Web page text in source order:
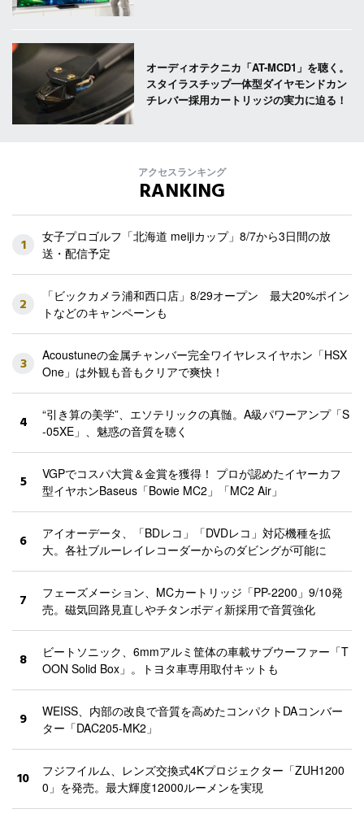
オーディオテクニカ「AT-MCD1」を聴く。
スタイラスチップ一体型ダイヤモンドカン
チレバー採用カートリッジの実力に迫る！
アクセスランキング
RANKING
1
女子プロゴルフ「北海道 meijiカップ」8/7から3日間の放
送・配信予定
2
「ビックカメラ浦和西口店」8/29オープン 最大20%ポイン
トなどのキャンペーンも
3
Acoustuneの金属チャンバー完全ワイヤレスイヤホン「HSX
One」は外観も音もクリアで爽快！
4
“引き算の美学”、エソテリックの真髄。A級パワーアンプ「S
-05XE」、魅惑の音質を聴く
5
VGPでコスパ大賞＆金賞を獲得！ プロが認めたイヤーカフ
型イヤホンBaseus「Bowie MC2」「MC2 Air」
6
アイオーデータ、「BDレコ」「DVDレコ」対応機種を拡
大。各社ブルーレイレコーダーからのダビングが可能に
7
フェーズメーション、MCカートリッジ「PP-2200」9/10発
売。磁気回路見直しやチタンボディ新採用で音質強化
8
ビートソニック、6mmアルミ筐体の車載サブウーファー「T
OON Solid Box」。トヨタ車専用取付キットも
9
WEISS、内部の改良で音質を高めたコンパクトDAコンバー
ター「DAC205-MK2」
10
フジフイルム、レンズ交換式4Kプロジェクター「ZUH1200
0」を発売。最大輝度12000ルーメンを実現